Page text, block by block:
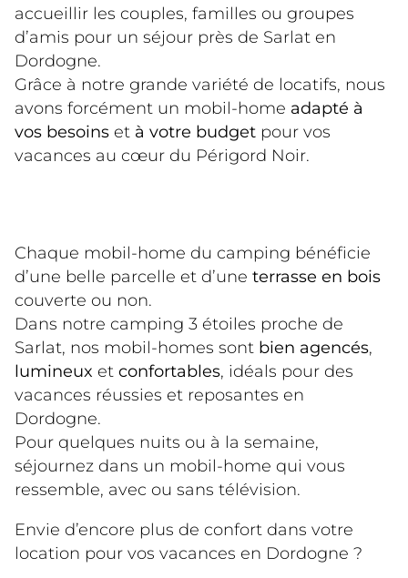
accueillir les couples, familles ou groupes
d’amis pour un séjour près de Sarlat en
Dordogne.
Grâce à notre grande variété de locatifs, nous
avons forcément un mobil-home adapté à
vos besoins et à votre budget pour vos
vacances au cœur du Périgord Noir.
Chaque mobil-home du camping bénéficie
d’une belle parcelle et d’une terrasse en bois
couverte ou non.
Dans notre camping 3 étoiles proche de
Sarlat, nos mobil-homes sont bien agencés,
lumineux et confortables, idéals pour des
vacances réussies et reposantes en
Dordogne.
Pour quelques nuits ou à la semaine,
séjournez dans un mobil-home qui vous
ressemble, avec ou sans télévision.
Envie d’encore plus de confort dans votre
location pour vos vacances en Dordogne ?